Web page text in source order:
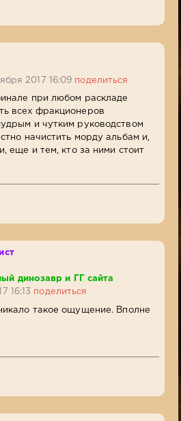
2017 16:09 поделиться
при любом раскладе
всех фракционеров
и чутким руководством
начистить морду альбам и,
еще и тем, кто за ними стоит
динозавр и ГГ сайта
16:13
поделиться
такое ощущение. Вполне